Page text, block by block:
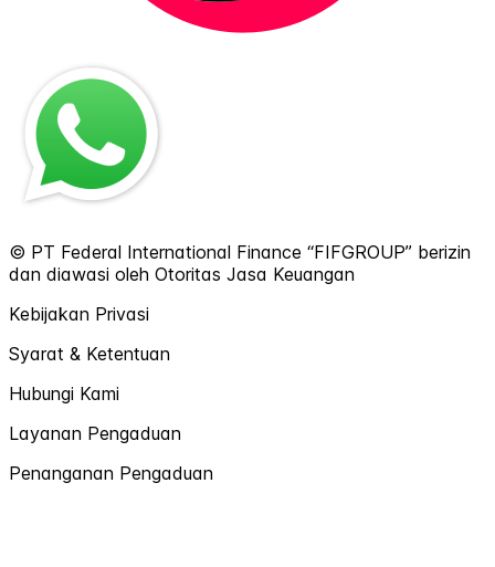
© PT Federal International Finance “FIFGROUP” berizin
dan diawasi oleh Otoritas Jasa Keuangan
Kebijakan Privasi
Syarat & Ketentuan
Hubungi Kami
Layanan Pengaduan
Penanganan Pengaduan